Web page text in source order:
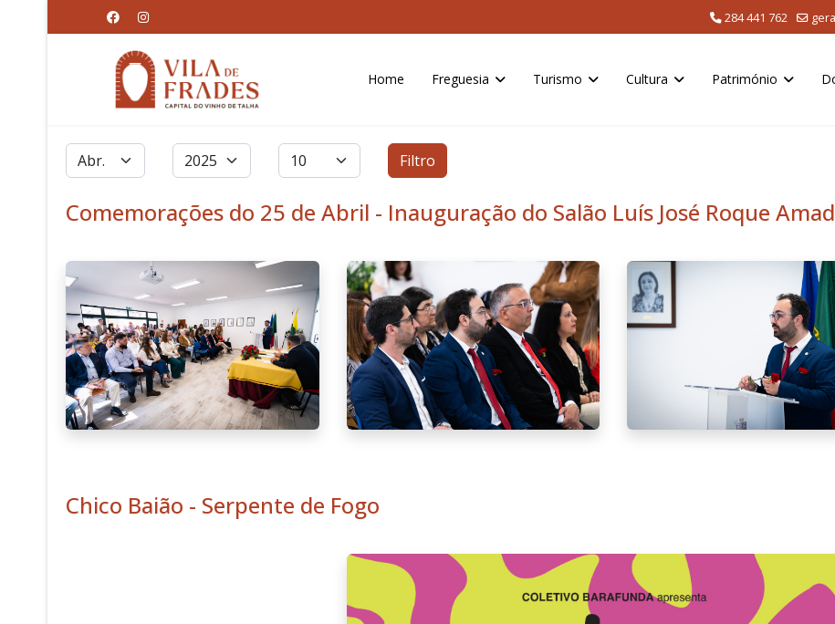
284 441 762
Home Freguesia Turismo Cultura Património
Filtros
Mês Ano Qtd. a exibir Filtro
Comemorações do 25 de Abril - Inauguração do Salão Luís José Roque
Chico Baião - Serpente de Fogo